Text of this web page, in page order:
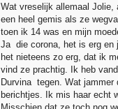
Wat vreselijk allemaal Jolie,
een heel gemis als ze
toen ik 14 was en mijn
Ja die corona, het is erg en
het nieteens zo erg, dat ik
vind ze prachtig. Ik heb
Durvina tegen. Wat
berichtjes. Ik mis haar echt